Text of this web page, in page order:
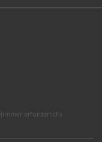
(immer erforderlich)